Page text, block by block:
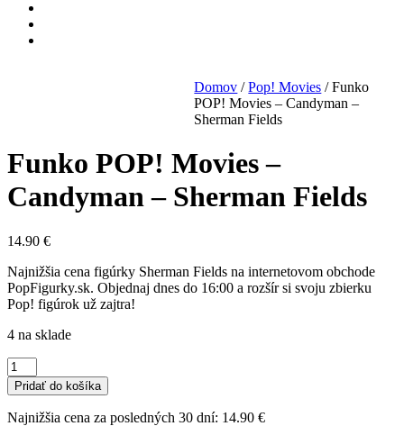
Domov / Pop! Movies /Funko
POP! Movies – Candyman –
Sherman Fields
Funko POP! Movies –
Candyman – Sherman Fields
14.90 €
Najnižšia cena figúrky Sherman Fields na internetovom obchode
PopFigurky.sk. Objednaj dnes do 16:00 a rozšír si svoju zbierku
Pop! figúrok už zajtra!
4 na sklade
množstvo
Funko
POP!
Movies
Pridať do košíka
Najnižšia cena za posledných 30 dní: 14.90 €